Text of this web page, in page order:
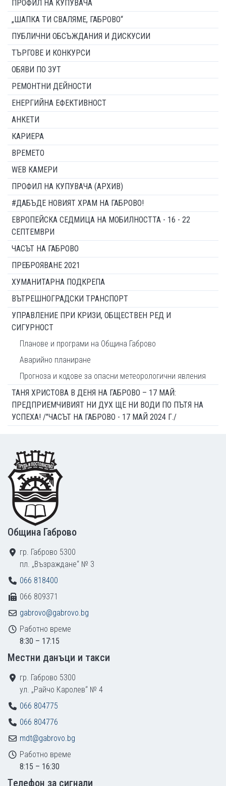
ПРОФИЛ НА КУПУВАЧА
„ШАПКА ТИ СВАЛЯМЕ, ГАБРОВО“
ПУБЛИЧНИ ОБСЪЖДАНИЯ И ДИСКУСИИ
ТЪРГОВЕ И КОНКУРСИ
ОБЯВИ ПО ЗУТ
РЕМОНТНИ ДЕЙНОСТИ
ЕНЕРГИЙНА ЕФЕКТИВНОСТ
АНКЕТИ
КАРИЕРА
ВРЕМЕТО
WEB КАМЕРИ
ПРОФИЛ НА КУПУВАЧА (АРХИВ)
#ДАБЪДЕ НОВИЯТ ХРАМ НА ГАБРОВО!
ЕВРОПЕЙСКА СЕДМИЦА НА МОБИЛНОСТТА - 16 - 22
СЕПТЕМВРИ
ЧАСЪТ НА ГАБРОВО
ПРЕБРОЯВАНЕ 2021
ХУМАНИТАРНА ПОДКРЕПА
ВЪТРЕШНОГРАДСКИ ТРАНСПОРТ
УПРАВЛЕНИЕ ПРИ КРИЗИ, ОБЩЕСТВЕН РЕД И
СИГУРНОСТ
Планове и програми на Община Габрово
Аварийно планиране
Прогноза и кодове за опасни метеорологични явления
ТАНЯ ХРИСТОВА В ДЕНЯ НА ГАБРОВО – 17 МАЙ:
ПРЕДПРИЕМЧИВИЯТ НИ ДУХ ЩЕ НИ ВОДИ ПО ПЪТЯ НА
УСПЕХА! /"ЧАСЪТ НА ГАБРОВО - 17 МАЙ 2024 Г./
Footer
Община Габрово
гр. Габрово 5300
пл. „Възраждане“ № 3
066 818400
066 809371
gabrovo@gabrovo.bg
Работно време
8:30 – 17:15
Местни данъци и такси
гр. Габрово 5300
ул. „Райчо Каролев“ № 4
066 804775
066 804776
mdt@gabrovo.bg
Работно време
8:15 – 16:30
Tелефон за сигнали